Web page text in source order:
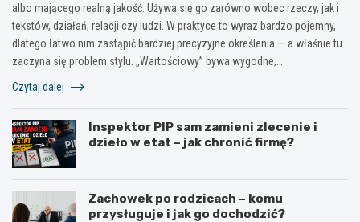
albo mającego realną jakość. Używa się go zarówno wobec rzeczy, jak i
tekstów, działań, relacji czy ludzi. W praktyce to wyraz bardzo pojemny,
dlatego łatwo nim zastąpić bardziej precyzyjne określenia — a właśnie tu
zaczyna się problem stylu. „Wartościowy” bywa wygodne,…
Czytaj dalej
Inspektor PIP sam zamieni zlecenie i
dzieło w etat – jak chronić firmę?
Zachowek po rodzicach – komu
przysługuje i jak go dochodzić?